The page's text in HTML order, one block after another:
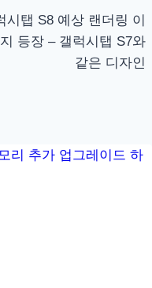
시탭 S8 예상 랜더링 이
등장 – 갤럭시탭 S7와
같은 디자인